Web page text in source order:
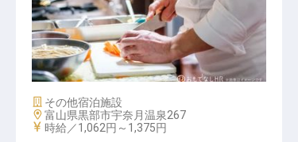
キッチン補助スタッフ
施設業態
その他宿泊施設
勤務地
富山県黒部市宇奈月温泉267
給与
時給／1,062円～ 1,375円